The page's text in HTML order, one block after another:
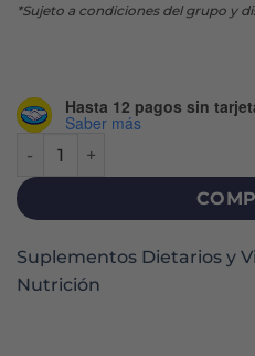
*Sujeto a condiciones del grupo y
Hasta 12 pagos sin
Saber más
Suplementos Dietarios y
Nutrición